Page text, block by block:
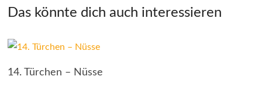
Das könnte dich auch interessieren
14. Türchen – Nüsse